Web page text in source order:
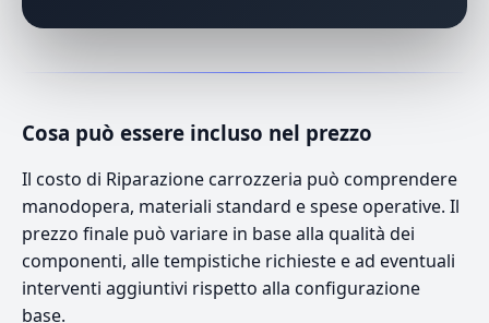
Cosa può essere incluso nel prezzo
Il costo di Riparazione carrozzeria può comprendere
manodopera, materiali standard e spese operative. Il
prezzo finale può variare in base alla qualità dei
componenti, alle tempistiche richieste e ad eventuali
interventi aggiuntivi rispetto alla configurazione
base.